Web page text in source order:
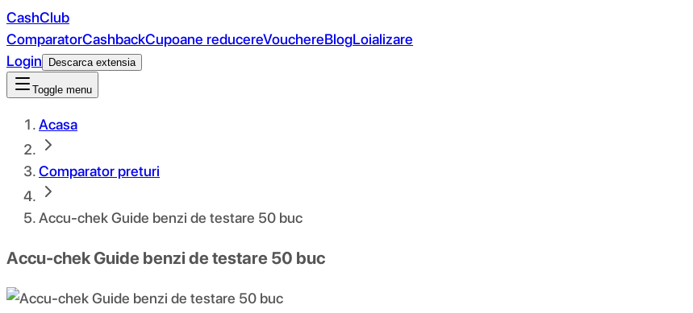
CashClub
ComparatorCashbackCupoane reducereVouchereBlogLoializare
Login
Descarca extensia
Toggle menu
Acasa
Comparator preturi
Accu-chek Guide benzi de testare 50 buc
Accu-chek Guide benzi de testare 50 buc